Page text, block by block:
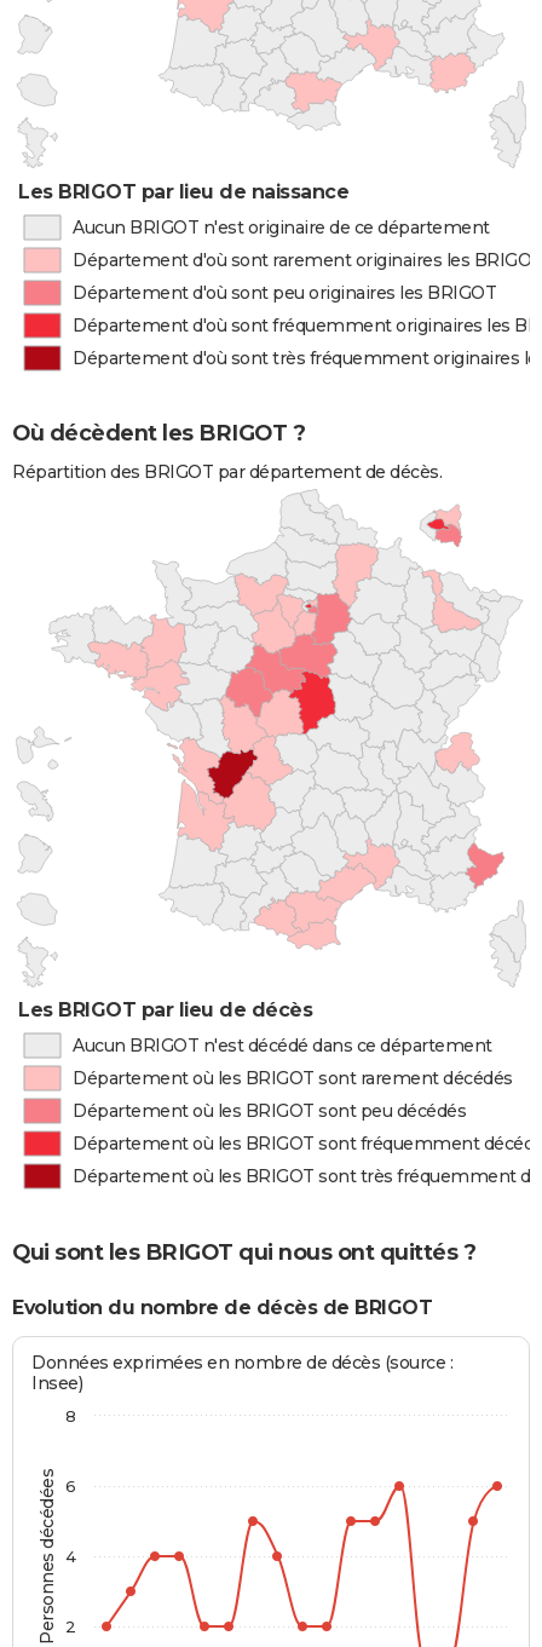
Les BRIGOT par lieu de naissance
Aucun BRIGOT n'est originaire de ce département
Département d'où sont rarement originaires les BRIGOT
Département d'où sont peu originaires les BRIGOT
Département d'où sont fréquemment originaires les
Département d'où sont très fréquemment originaires
Où décèdent les BRIGOT ?
Répartition des BRIGOT par département de décès.
Les BRIGOT par lieu de décès
Aucun BRIGOT n'est décédé dans ce département
Département où les BRIGOT sont rarement décédés
Département où les BRIGOT sont peu décédés
Département où les BRIGOT sont fréquemment
Département où les BRIGOT sont très fréquemment
Qui sont les BRIGOT qui nous ont quittés ?
Evolution du nombre de décès de BRIGOT
Personnes décédées
Données exprimées en nombre de décès (source :
Insee)
2
4
6
8